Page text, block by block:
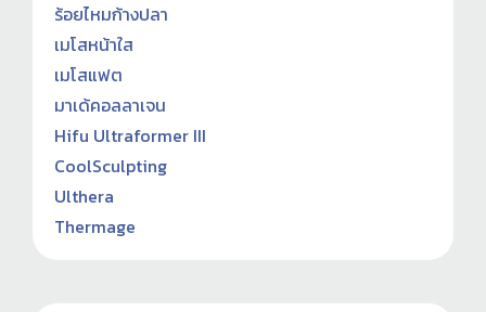
ร้อยไหมก้างปลา
เมโสหน้าใส
เมโสแฟต
มาเด้คอลลาเจน
Hifu Ultraformer III
CoolSculpting
Ulthera
Thermage